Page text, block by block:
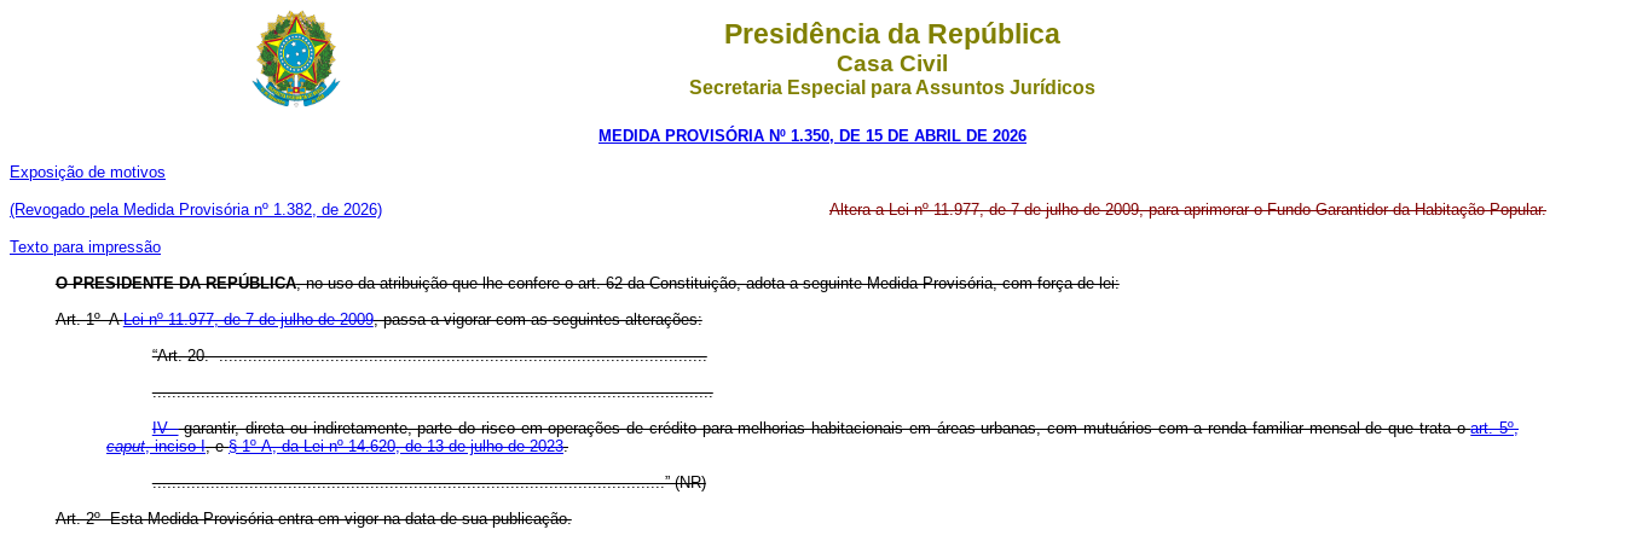
Presidência da República
Casa Civil
Secretaria Especial para Assuntos Jurídicos
MEDIDA PROVISÓRIA Nº 1.350, DE 15 DE ABRIL DE 2026
Exposição de motivos
(Revogado pela Medida Provisória nº 1.382, de 2026)
Texto para impressão
Altera a Lei nº 11.977, de 7 de julho de 2009, para aprimorar o Fundo Garantidor da Habitação Popular.
O PRESIDENTE DA REPÚBLICA, no uso da atribuição que lhe confere o art. 62 da Constituição, adota a seguinte Medida Provisória, com força de lei:
Art. 1º ALei nº 11.977, de 7 de julho de 2009, passa a vigorar com as seguintes alterações:
“Art. 20. .....................................................................................................
....................................................................................................................
IV -garantir, direta ou indiretamente, parte do risco em operações de crédito para melhorias habitacionais em áreas urbanas, com mutuários com a renda familiar mensal de que trata oart. 5º,
caput, inciso I, e§ 1º-A, da Lei nº 14.620, de 13 de julho de 2023.
..........................................................................................................” (NR)
Art. 2º Esta Medida Provisória entra em vigor na data de sua publicação.